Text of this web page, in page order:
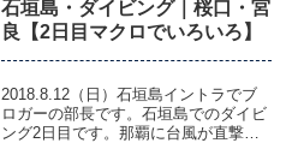
石垣島・ダイビング｜桜口・宮
良【2日目マクロでいろいろ】
2018.8.12（日）石垣島イントラでブ
ロガーの部長です。石垣島でのダイビ
ング2日目です。那覇に台風が直撃し